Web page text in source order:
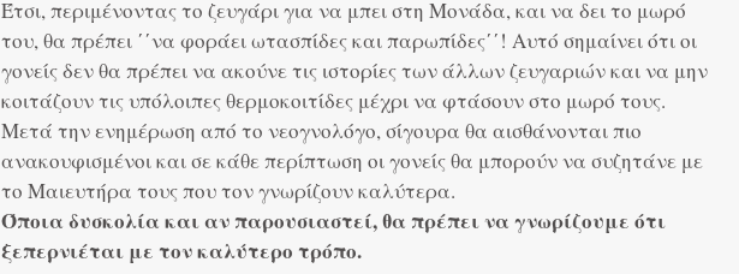
Έτσι, περιμένοντας το ζευγάρι για να μπει στη Μονάδα, και να δει το μωρό
του, θα πρέπει ΄΄να φοράει ωτασπίδες και παρωπίδες΄΄! Αυτό σημαίνει ότι οι
γονείς δεν θα πρέπει να ακούνε τις ιστορίες των άλλων ζευγαριών και να μην
κοιτάζουν τις υπόλοιπες θερμοκοιτίδες μέχρι να φτάσουν στο μωρό τους.
Μετά την ενημέρωση από το νεογνολόγο, σίγουρα θα αισθάνονται πιο
ανακουφισμένοι και σε κάθε περίπτωση οι γονείς θα μπορούν να συζητάνε με
το Μαιευτήρα τους που τον γνωρίζουν καλύτερα.
Όποια δυσκολία και αν παρουσιαστεί, θα πρέπει να γνωρίζουμε ότι
ξεπερνιέται με τον καλύτερο τρόπο.